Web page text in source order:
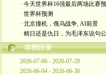
· 今天世界杯16强最后两场比赛
· 世界杯预测
· 北京撞机，俄乌战争, AI前景
· 精日还是仇日，为毛泽东说句
存档目录
2026-07-06 - 2026-07-20
2026-06-04 - 2026-06-30